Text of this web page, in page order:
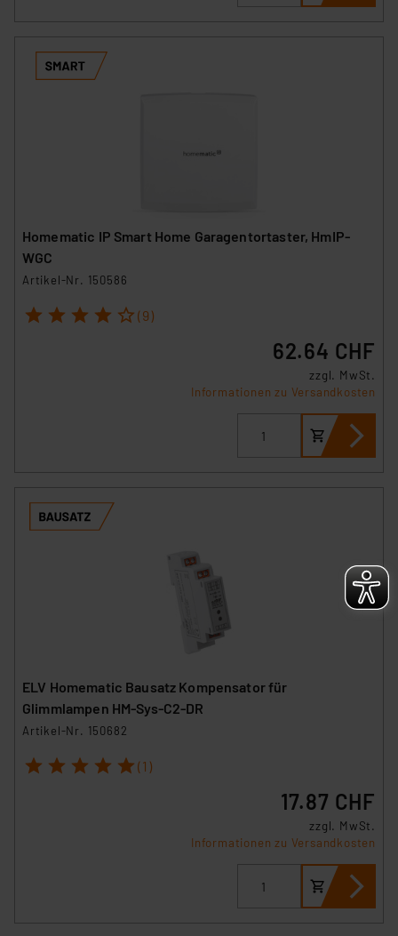
Homematic IP Smart Home Garagentortaster, HmIP-
WGC
Artikel-Nr. 150586
1 2 3 4 5 (9)
62.64 CHF
zzgl. MwSt.
Informationen zu Versandkosten
ELV Homematic Bausatz Kompensator für
Glimmlampen HM-Sys-C2-DR
Artikel-Nr. 150682
1 2 3 4 5 (1)
17.87 CHF
zzgl. MwSt.
Informationen zu Versandkosten